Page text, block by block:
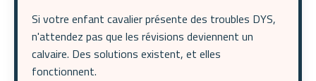
Si votre enfant cavalier présente des troubles DYS,
n'attendez pas que les révisions deviennent un
calvaire. Des solutions existent, et elles
fonctionnent.